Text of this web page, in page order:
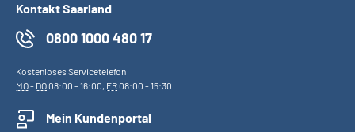
Kontakt Saarland
0800 1000 480 17
Kostenloses Servicetelefon
MO- DO08:00 - 16:00, FR08:00 - 15:30
Mein Kundenportal